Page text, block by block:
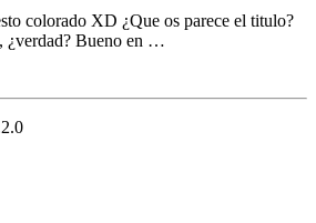
colorado XD ¿Que os parece el titulo?
¿verdad? Bueno en …